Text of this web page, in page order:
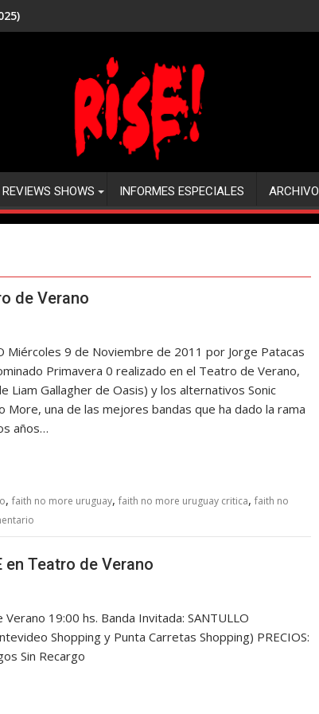
REVIEWS SHOWS INFORMES ESPECIALES ARCHIVO
de Verano
Miércoles 9 de Noviembre de 2011 por Jorge Patacas
Primavera 0 realizado en el Teatro de Verano,
Liam Gallagher de Oasis) y los alternativos Sonic
una de las mejores bandas que ha dado la rama
años…
, faith no more uruguay, faith no more uruguay critica, faith no
en Teatro de Verano
19:00 hs. Banda Invitada: SANTULLO
Shopping y Punta Carretas Shopping) PRECIOS:
Sin Recargo